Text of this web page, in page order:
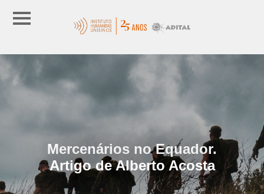
Mercenários no Equador.
Artigo de Alberto Acosta